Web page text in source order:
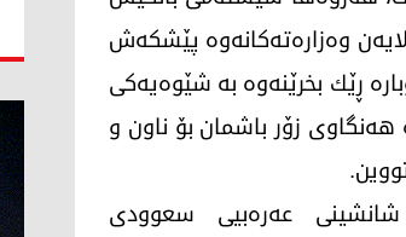
وەزارەتەكانەوە پێشكەش
ڕێك بخرێنەوە بە شێوەیەكی
هەنگاوی زۆر باشمان بۆ ناون و
عەرەبیی سعوودی